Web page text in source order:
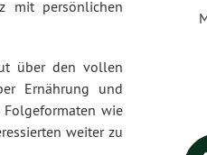
mit persönlichen
über den vollen
Ernährung und
wie
weiter zu